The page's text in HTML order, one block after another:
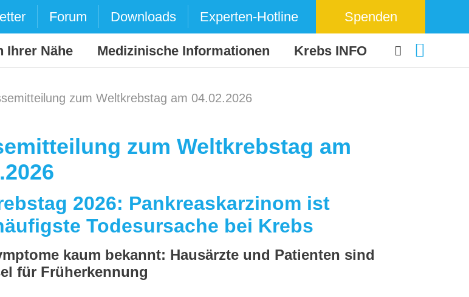
Forum Downloads Experten-Hotline Spenden
Ihrer Nähe Medizinische Informationen Krebs INFO
zum Weltkrebstag am 04.02.2026
zum Weltkrebstag am
2026: Pankreaskarzinom ist
Todesursache bei Krebs
kaum bekannt: Hausärzte und Patienten sind
für Früherkennung